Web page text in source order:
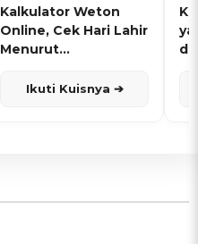
Kalkulator Weton
Online, Cek Hari Lahir
Menurut
Ikuti Kuisnya ➔